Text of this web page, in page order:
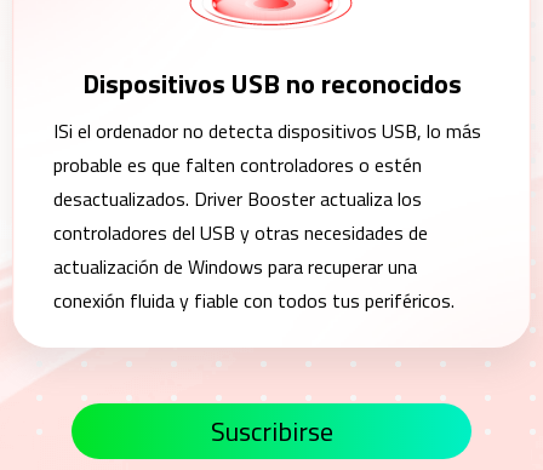
Dispositivos USB no reconocidos
ISi el ordenador no detecta dispositivos USB, lo más
probable es que falten controladores o estén
desactualizados. Driver Booster actualiza los
controladores del USB y otras necesidades de
actualización de Windows para recuperar una
conexión fluida y fiable con todos tus periféricos.
Suscribirse